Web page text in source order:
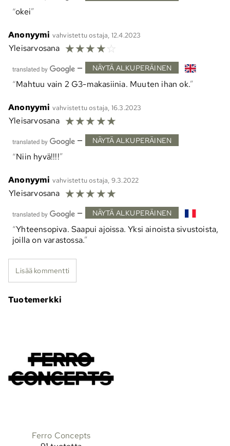
okei
Anonyymi vahvistettu ostaja, 12.4.2023
Yleisarvosana ☆☆☆☆☆
— NÄYTÄ ALKUPERÄINEN
Mahtuu vain 2 G3-makasiinia. Muuten ihan ok.
Anonyymi vahvistettu ostaja, 16.3.2023
Yleisarvosana ☆☆☆☆☆
— NÄYTÄ ALKUPERÄINEN
Niin hyvä!!!!
Anonyymi vahvistettu ostaja, 9.3.2022
Yleisarvosana ☆☆☆☆☆
— NÄYTÄ ALKUPERÄINEN
Yhteensopiva. Saapui ajoissa. Yksi ainoista sivustoista,
joilla on varastossa.
Lisää kommentti
Tuotemerkki
Ferro Concepts